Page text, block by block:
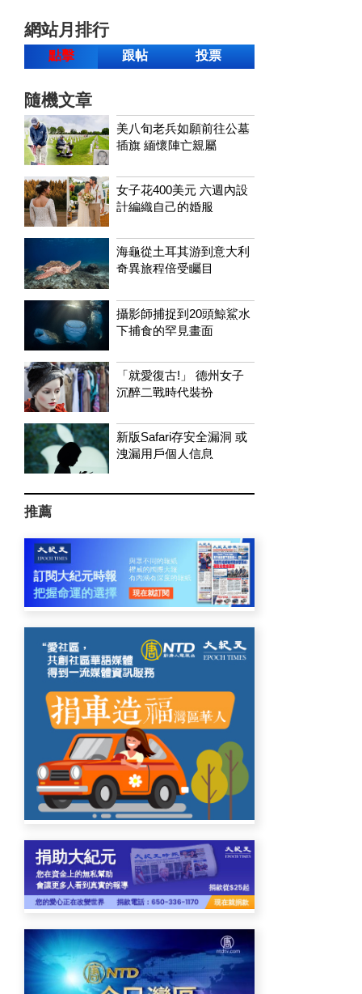
網站月排行
點擊 跟帖 投票
隨機文章
美八旬老兵如願前往公墓
插旗 緬懷陣亡親屬
女子花400美元 六週內設
計編織自己的婚服
海龜從土耳其游到意大利
奇異旅程倍受矚目
攝影師捕捉到20頭鯨鯊水
下捕食的罕見畫面
「就愛復古!」 德州女子
沉醉二戰時代裝扮
新版Safari存安全漏洞 或
洩漏用戶個人信息
推薦